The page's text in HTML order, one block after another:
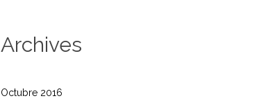
Archives
Octubre 2016